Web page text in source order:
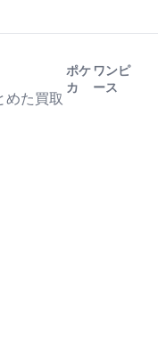
めた買取
ポケ
カ
ワンピ
ース